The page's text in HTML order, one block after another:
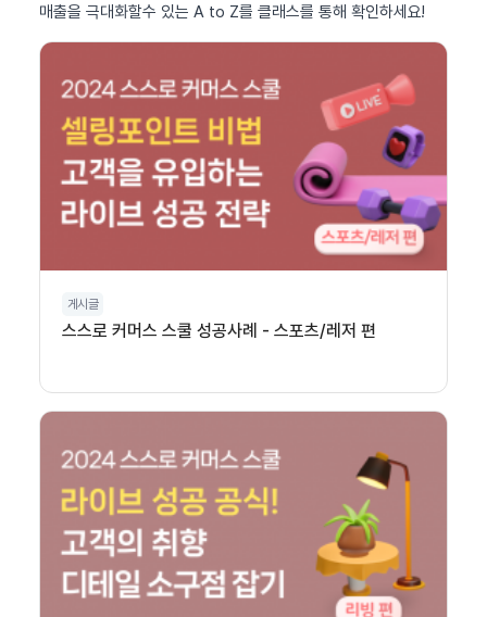
매출을 극대화할수 있는 A to Z를 클래스를 통해 확인하세요!
게시글
스스로 커머스 스쿨 성공사례 - 스포츠/레저 편